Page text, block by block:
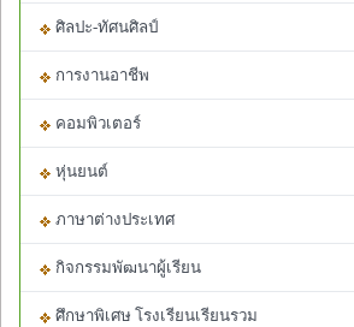
ศิลปะ-ทัศนศิลป์
การงานอาชีพ
คอมพิวเตอร์
หุ่นยนต์
ภาษาต่างประเทศ
กิจกรรมพัฒนาผู้เรียน
ศึกษาพิเศษ โรงเรียนเรียนรวม